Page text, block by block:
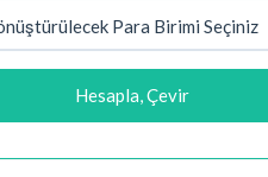
Hesapla, Çevir